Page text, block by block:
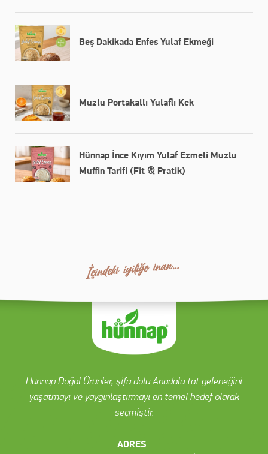
Beş Dakikada Enfes Yulaf Ekmeği
Muzlu Portakallı Yulaflı Kek
Hünnap İnce Kıyım Yulaf Ezmeli Muzlu
Muffin Tarifi (Fit & Pratik)
Hünnap Doğal Ürünler, şifa dolu Anadalu tat geleneğini
yaşatmayı ve yaygınlaştırmayı en temel hedef olarak
seçmiştir.
ADRES